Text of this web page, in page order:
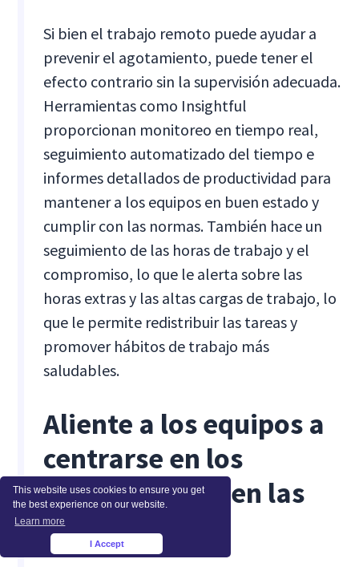
This website uses cookies to ensure you get
the best experience on our website.
Learn more
I Accept
Si bien el trabajo remoto puede ayudar a
prevenir el agotamiento, puede tener el
efecto contrario sin la supervisión adecuada.
Herramientas como Insightful
proporcionan monitoreo en tiempo real,
seguimiento automatizado del tiempo e
informes detallados de productividad para
mantener a los equipos en buen estado y
cumplir con las normas. También hace un
seguimiento de las horas de trabajo y el
compromiso, lo que le alerta sobre las
horas extras y las altas cargas de trabajo, lo
que le permite redistribuir las tareas y
promover hábitos de trabajo más
saludables.
Aliente a los equipos a
centrarse en los
resultados, no en las
horas